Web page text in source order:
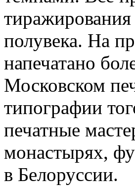
полувека. На
напечатано
Московском
типографии
печатные
монастырях,
в Белоруссии.